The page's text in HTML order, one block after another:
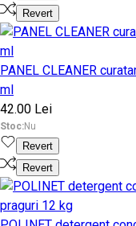
Revert
PANEL CLEANER
ml
42.00 Lei
Stoc:Nu
Revert
Revert